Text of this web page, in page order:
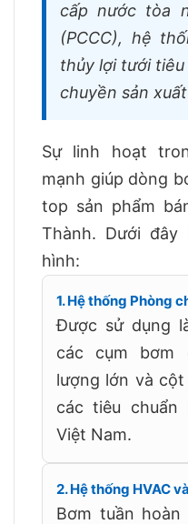
cấp nước tòa
(PCCC), hệ
thủy lợi tưới
chuyền sản
Sự linh hoạt
mạnh giúp dòng
top sản phẩm
Thành. Dưới
hình:
1. Hệ thống Phòng
Được sử dụng
các cụm bơm
lượng lớn và
các tiêu chuẩn
Việt Nam.
2. Hệ thống HVAC
Bơm tuần